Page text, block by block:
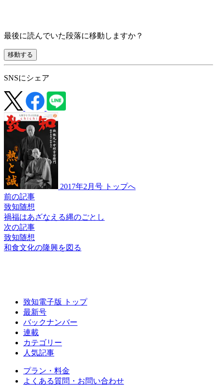
最後に読んでいた段落に移動しますか？
移動する
SNSにシェア
2017年2月号 トップへ
前の記事
致知随想
禍福はあざなえる縄のごとし
次の記事
致知随想
和食文化の隆興を図る
致知電子版 トップ
最新号
バックナンバー
連載
カテゴリー
人気記事
プラン・料金
よくある質問・お問い合わせ